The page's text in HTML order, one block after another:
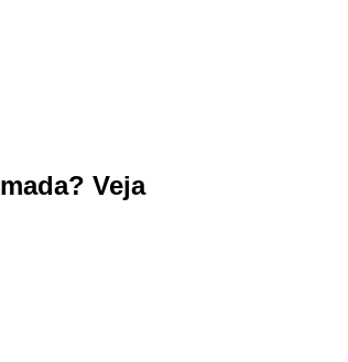
Veja